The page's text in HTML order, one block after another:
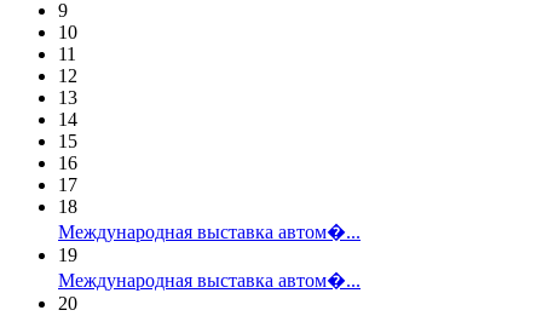
9
10
11
12
13
14
15
16
17
18
Международная выставка автом�...
19
Международная выставка автом�...
20